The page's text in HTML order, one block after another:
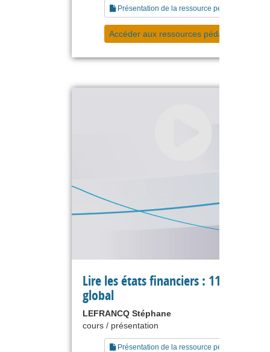
Présentation de la ressource pédagogique
Accéder aux ressources pédagogiques
Lire les états financiers : 11 le
global
LEFRANCQ Stéphane
cours / présentation
Présentation de la ressource pédagogique